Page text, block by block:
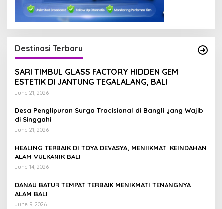
Destinasi Terbaru
SARI TIMBUL GLASS FACTORY HIDDEN GEM
ESTETIK DI JANTUNG TEGALALANG, BALI
June 21, 2026
Desa Penglipuran Surga Tradisional di Bangli yang Wajib
di Singgahi
June 21, 2026
HEALING TERBAIK DI TOYA DEVASYA, MENIIKMATI KEINDAHAN
ALAM VULKANIK BALI
June 14, 2026
DANAU BATUR TEMPAT TERBAIK MENIKMATI TENANGNYA
ALAM BALI
June 9, 2026